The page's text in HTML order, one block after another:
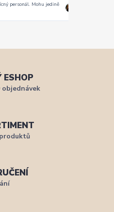
personál. Mohu jedině
ESHOP
objednávek